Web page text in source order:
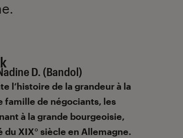
D. (Bandol)
l’histoire de la grandeur à la
famille de négociants, les
à la grande bourgeoisie,
XIX° siècle en Allemagne.